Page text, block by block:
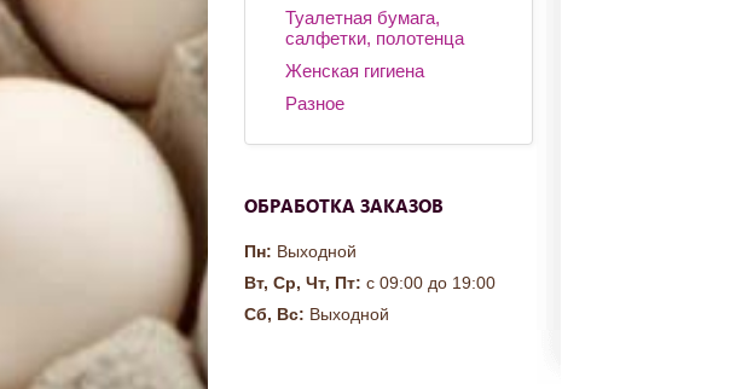
Туалетная бумага,
салфетки, полотенца
Женская гигиена
Разное
ОБРАБОТКА ЗАКАЗОВ
Пн: Выходной
Вт, Ср, Чт, Пт: с 09:00 до 19:00
Сб, Вс: Выходной